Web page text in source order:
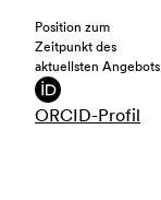
Position zum
Zeitpunkt des
aktuellsten Angebots
ORCID-Profil